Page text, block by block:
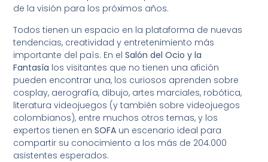
de la visión para los próximos años.
Todos tienen un espacio en la plataforma de nuevas
tendencias, creatividad y entretenimiento más
importante del país. En elSalón del Ocio y la
Fantasía los visitantes que no tienen una afición
pueden encontrar una, los curiosos aprenden sobre
cosplay, aerografía, dibujo, artes marciales, robótica,
literatura videojuegos (y también sobre videojuegos
colombianos), entre muchos otros temas, y los
expertos tienen enSOFA un escenario ideal para
compartir su conocimiento a los más de 204.000
asistentes esperados.